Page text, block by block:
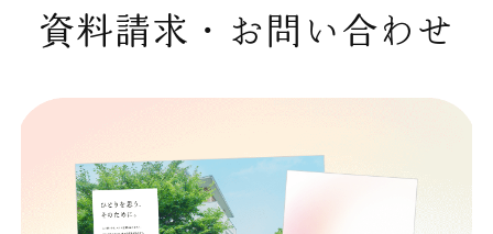
資料請求・お問い合わせ